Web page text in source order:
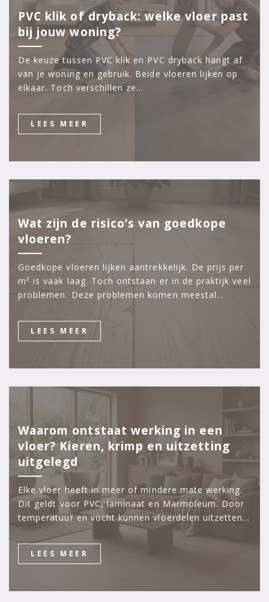
PVC klik of dryback: welke vloer past
bij jouw woning?
De keuze tussen PVC klik en PVC dryback hangt af
van je woning en gebruik. Beide vloeren lijken op
elkaar. Toch verschillen ze…
LEES MEER
Wat zijn de risico’s van goedkope
vloeren?
Goedkope vloeren lijken aantrekkelijk. De prijs per
m² is vaak laag. Toch ontstaan er in de praktijk veel
problemen. Deze problemen komen meestal…
LEES MEER
Waarom ontstaat werking in een
vloer? Kieren, krimp en uitzetting
uitgelegd
Elke vloer heeft in meer of mindere mate werking.
Dit geldt voor PVC, laminaat en Marmoleum. Door
temperatuur en vocht kunnen vloerdelen uitzetten…
LEES MEER